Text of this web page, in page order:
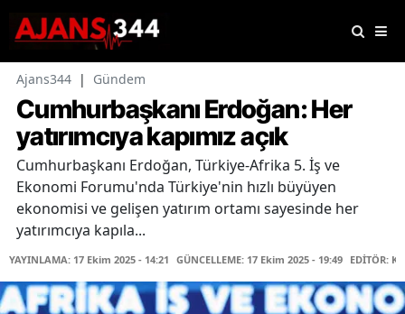
Ajans344 | Gündem
Cumhurbaşkanı Erdoğan: Her
yatırımcıya kapımız açık
Cumhurbaşkanı Erdoğan, Türkiye-Afrika 5. İş ve
Ekonomi Forumu'nda Türkiye'nin hızlı büyüyen
ekonomisi ve gelişen yatırım ortamı sayesinde her
yatırımcıya kapıla...
YAYINLAMA: 17 Ekim 2025 - 14:21 GÜNCELLEME: 17 Ekim 2025 - 19:49 EDİTÖR: